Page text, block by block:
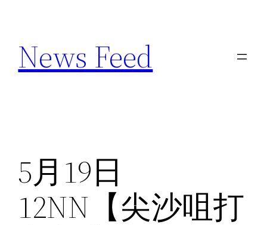
content
News Feed
5月19日
12NN【尖沙咀打